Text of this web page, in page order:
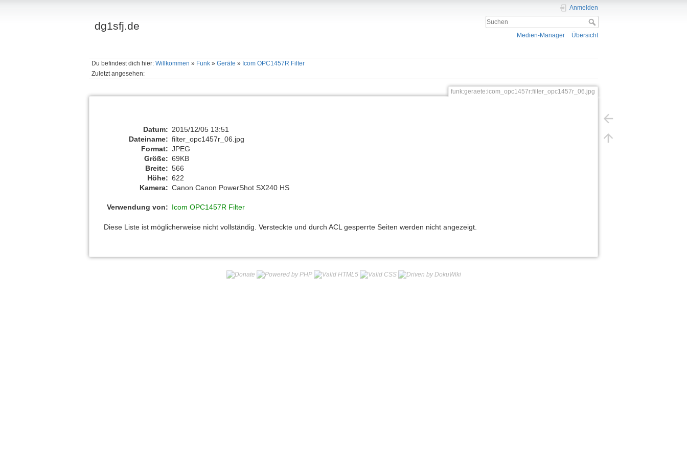
dg1sfj.de
Anmelden
Medien-Manager Übersicht
Du befindest dich hier: Willkommen » Funk» Geräte » Icom OPC1457R Filter
Zuletzt angesehen:
funk:geraete:icom_opc1457r:filter_opc1457r_06.jpg
Datum: 2015/12/05 13:51
Dateiname: filter_opc1457r_06.jpg
Format: JPEG
Größe: 69KB
Breite: 566
Höhe: 622
Kamera: Canon Canon PowerShot SX240 HS
Verwendung von: Icom OPC1457R Filter
Diese Liste ist möglicherweise nicht vollständig. Versteckte und durch ACL gesperrte Seiten werden nicht angezeigt.